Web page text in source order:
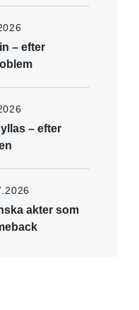
– efter
– efter
akter som